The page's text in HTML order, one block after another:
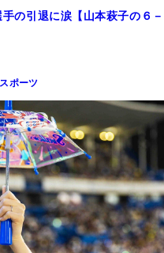
の引退に涙【山本萩子の６－
スポーツ